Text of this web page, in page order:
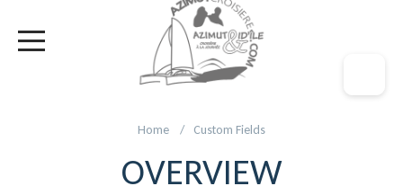
Home Custom Fields
OVERVIEW